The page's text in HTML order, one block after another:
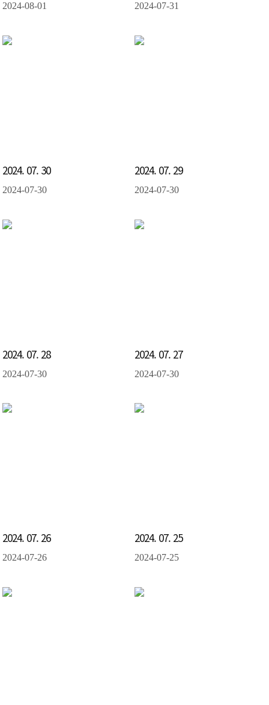
2024-08-01 2024-07-31
2024. 07. 30
2024-07-30
2024. 07. 29
2024-07-30
2024. 07. 28
2024-07-30
2024. 07. 27
2024-07-30
2024. 07. 26
2024-07-26
2024. 07. 25
2024-07-25